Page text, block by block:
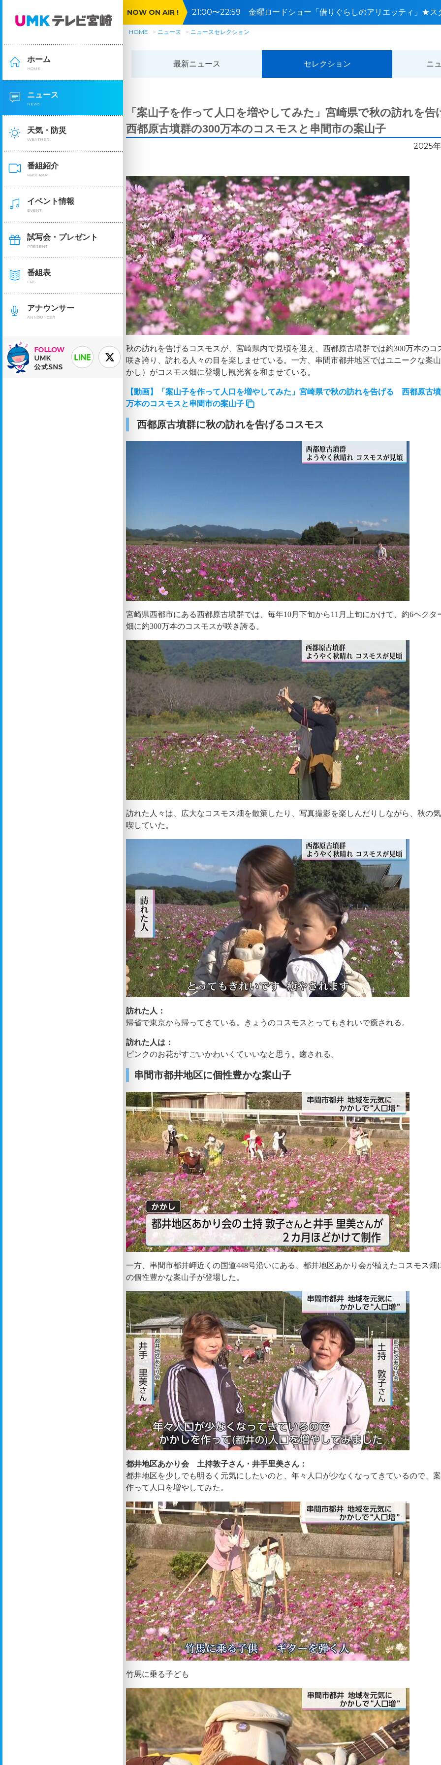
ホーム
HOME
ニュース
NEWS
天気・防災
WEATHER
番組紹介
PROGRAM
イベント情報
EVENT
試写会・プレゼント
PRESENT
番組表
EPG
アナウンサー
ANNOUNCER
NOW ON AIR !
21:00〜22:59 金曜ロードショー「借りぐらしのアリエッティ」★ス
🈕🈓
HOME ニュース ニュースセレクション
最新ニュース セレクション ニ
「案山子を作って人口を増やしてみた」宮崎県で秋の訪れを
西都原古墳群の300万本のコスモスと串間市の案山子
2025年
秋の訪れを告げるコスモスが、宮崎県内で見頃を迎え、西都原古墳群では約300万本のコ
咲き誇り、訪れる人々の目を楽しませている。一方、串間市都井地区ではユニークな案
かし）がコスモス畑に登場し観光客を和ませている。
【動画】「案山子を作って人口を増やしてみた」宮崎県で秋の訪れを告げる 西都原古
万本のコスモスと串間市の案山子
西都原古墳群に秋の訪れを告げるコスモス
宮崎県西都市にある西都原古墳群では、毎年10月下旬から11月上旬にかけて、約6ヘクタ
畑に約300万本のコスモスが咲き誇る。
訪れた人々は、広大なコスモス畑を散策したり、写真撮影を楽しんだりしながら、秋の
喫していた。
訪れた人：
帰省で東京から帰ってきている。きょうのコスモスとってもきれいで癒される。
訪れた人は：
ピンクのお花がすごいかわいくていいなと思う。癒される。
串間市都井地区に個性豊かな案山子
一方、串間市都井岬近くの国道448号沿いにある、都井地区あかり会が植えたコスモス畑
の個性豊かな案山子が登場した。
都井地区あかり会 土持敦子さん・井手里美さん：
都井地区を少しでも明るく元気にしたいのと、年々人口が少なくなってきているので、
作って人口を増やしてみた。
竹馬に乗る子ども